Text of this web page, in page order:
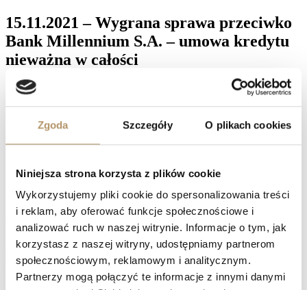
Zgoda Szczegóły O plikach cookies
Niniejsza strona korzysta z plików cookie
Wykorzystujemy pliki cookie do spersonalizowania treści
i reklam, aby oferować funkcje społecznościowe i
analizować ruch w naszej witrynie. Informacje o tym, jak
korzystasz z naszej witryny, udostępniamy partnerom
społecznościowym, reklamowym i analitycznym.
Partnerzy mogą połączyć te informacje z innymi danymi
15.11.2021 – Wygrana sprawa przeciwko
Bank Millennium S.A. – umowa kredytu
nieważna w całości
Sąd Okręgowy w Gdańsku (referent SSO Marcin Jensko )
Sądu Rejonowego w Gdyni z dnia 29.05.2020 r. (sygn. akt: I
Facebook
Twitter
LinkedIn
Prev12.11.2021 – Wygrana sprawa przeciwko mBank S.A. –
umowa kredytu nieważna w całości
16.11.2021 – Wygrana sprawa przeciwko Santander Bank Polska
S.A. – umowa kredytu nieważnaNastępny